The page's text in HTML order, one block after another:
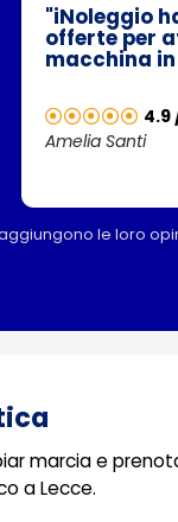
"iNoleggio
offerte per
macchina
4.9
Amelia Santi
le loro
marcia e
a Lecce.